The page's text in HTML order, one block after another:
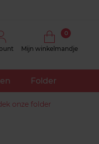
Mijn winkelmandje
0
Folder
onze folder